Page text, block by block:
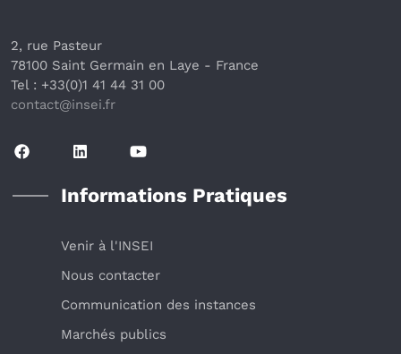
2, rue Pasteur
78100 Saint Germain en Laye - France
Tel : +33(0)1 41 44 31 00
contact@insei.fr
Informations Pratiques
Venir à l'INSEI
Nous contacter
Communication des instances
Marchés publics